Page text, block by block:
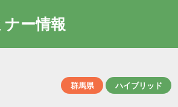
ー情報
群馬県 ハイブリッド